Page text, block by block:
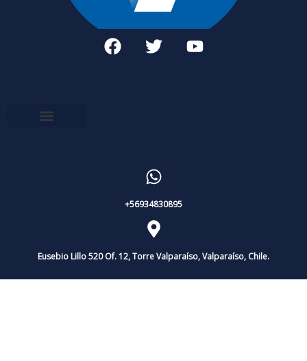
+56934830895
Eusebio Lillo 520 Of. 12, Torre Valparaíso, Valparaíso, Chile.